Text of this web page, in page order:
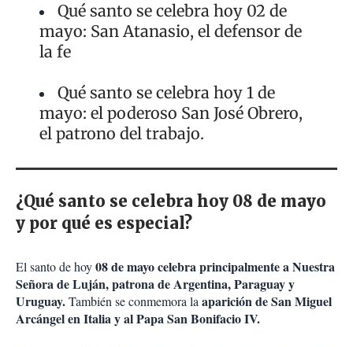
Qué santo se celebra hoy 02 de
mayo: San Atanasio, el defensor de
la fe
Qué santo se celebra hoy 1 de
mayo: el poderoso San José Obrero,
el patrono del trabajo.
¿Qué santo se celebra hoy 08 de mayo
y por qué es especial?
El santo de hoy08 de mayo celebra principalmente a Nuestra
Señora de Luján, patrona de Argentina, Paraguay y
Uruguay.También se conmemora laaparición de San Miguel
Arcángel en Italia y al Papa San Bonifacio IV.